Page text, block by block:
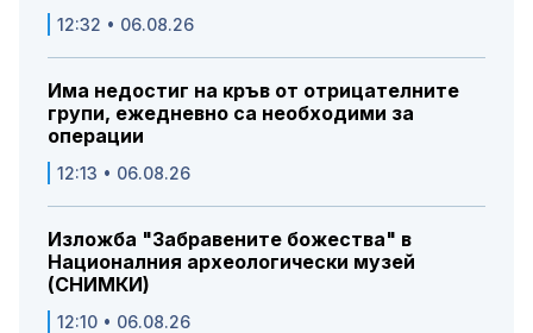
12:32 • 06.08.26
Има недостиг на кръв от отрицателните
групи, ежедневно са необходими за
операции
12:13 • 06.08.26
Изложба "Забравените божества" в
Националния археологически музей
(СНИМКИ)
12:10 • 06.08.26